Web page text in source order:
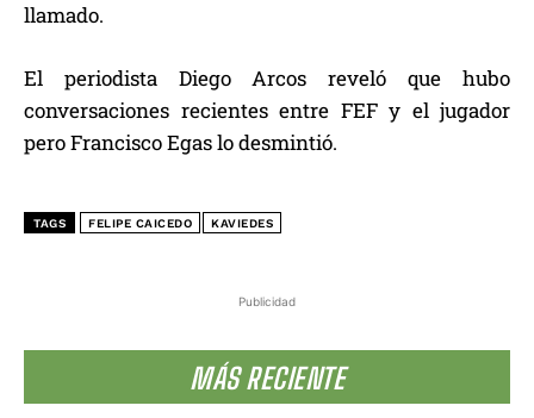
Publicidad
MÁS RECIENTE
llamado.
El periodista Diego Arcos reveló que hubo
conversaciones recientes entre FEF y el jugador
pero Francisco Egas lo desmintió.
TAGS FELIPE CAICEDO KAVIEDES